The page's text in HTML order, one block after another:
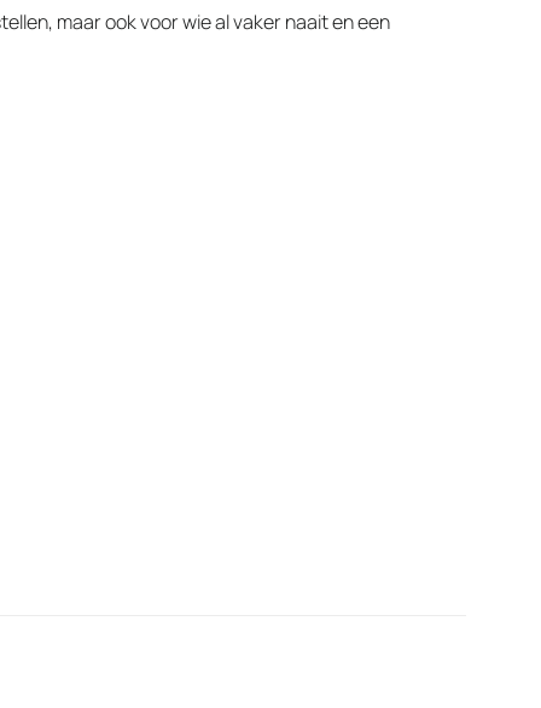
maar ook voor wie al vaker naait en een